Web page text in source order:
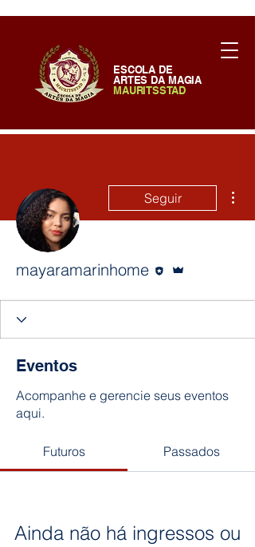
ESCOLA DE
ARTES DA MAGIA
MAURITSSTAD
Seguir
mayaramarinhome
Eventos
Acompanhe e gerencie seus eventos
aqui.
Futuros Passados
Ainda não há ingressos ou